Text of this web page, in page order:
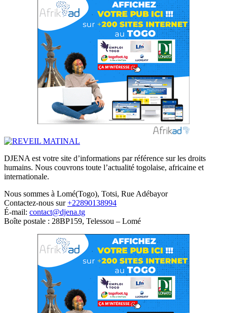
DJENA est votre site d’informations par référence sur les droits
humains. Nous couvrons toute l’actualité togolaise, africaine et
internationale.
Nous sommes à Lomé(Togo), Totsi, Rue Adébayor
Contactez-nous sur+22890138994
É-mail: contact@djena.tg
Boîte postale : 28BP159, Telessou – Lomé